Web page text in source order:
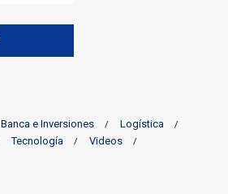
Banca e Inversiones
Logística
Tecnología
Videos